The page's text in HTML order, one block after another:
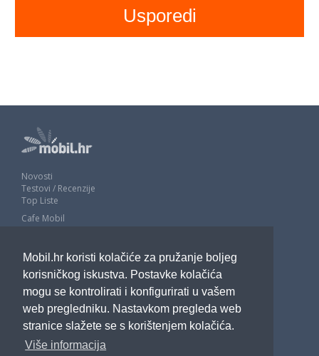
Mobil.hr koristi kolačiće za pružanje boljeg
korisničkog iskustva. Postavke kolačića
mogu se kontrolirati i konfigurirati u vašem
web pregledniku. Nastavkom pregleda web
stranice slažete se s korištenjem kolačića.
Više informacija
Novosti
Testovi / Recenzije
Top Liste
Cafe Mobil
Impressum
Marketing
Pravne odredbe
Izjava o privatnosti
POTRAŽITE NAS